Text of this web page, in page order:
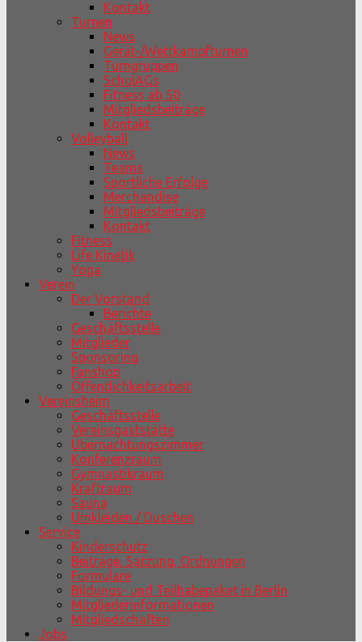
Kontakt
Turnen
News
Gerät-/Wettkampfturnen
Turngruppen
SchulAGs
Fitness ab 50
Mitgliedsbeiträge
Kontakt
Volleyball
News
Teams
Sportliche Erfolge
Merchandise
Mitgliedsbeiträge
Kontakt
Fitness
Life Kinetik
Yoga
Verein
Der Vorstand
Berichte
Geschäftsstelle
Mitglieder
Sponsoring
Fanshop
Öffentlichkeitsarbeit
Vereinsheim
Geschäftsstelle
Vereinsgaststätte
Übernachtungszimmer
Konferenzraum
Gymnastikraum
Kraftraum
Sauna
Umkleiden / Duschen
Service
Kinderschutz
Beiträge, Satzung, Ordnungen
Formulare
Bildungs- und Teilhabepaket in Berlin
Mitgliederinformationen
Mitgliedschaften
Jobs